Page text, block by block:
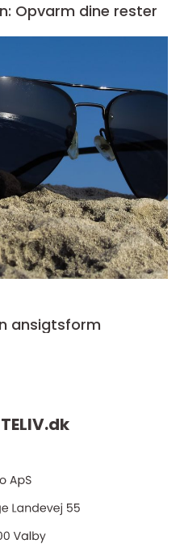
Opvarm dine rester
ansigtsform
dk